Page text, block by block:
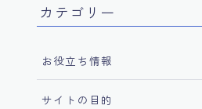
カテゴリー
お役立ち情報
サイトの目的